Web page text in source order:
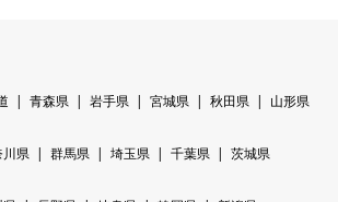
青森県 岩手県 宮城県 秋田県
山形県
川県 群馬県 埼玉県 千葉県
茨城県